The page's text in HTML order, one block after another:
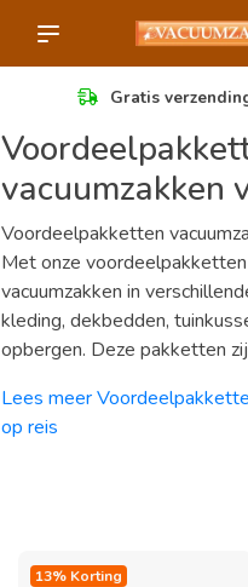
Gratis
vacuumzakken
Voordeelpakketten
Met onze
vacuumzakken in
kleding, dekbedden,
opbergen. Deze pakketten
Lees meer
op reis
13% Korting